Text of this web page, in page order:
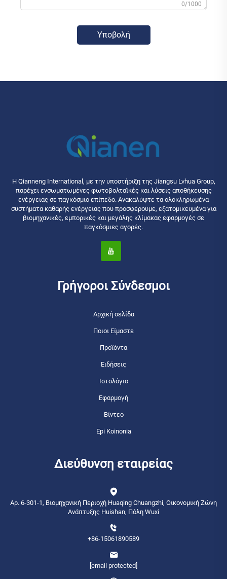
0/1000
Υποβολή
Η Qianneng International, με την υποστήριξη της Jiangsu Lvhua Group,
παρέχει ενσωματωμένες φωτοβολταϊκές και λύσεις αποθήκευσης
ενέργειας σε παγκόσμιο επίπεδο. Ανακαλύψτε τα ολοκληρωμένα
συστήματα καθαρής ενέργειας που προσφέρουμε, εξατομικευμένα για
βιομηχανικές, εμπορικές και μεγάλης κλίμακας εφαρμογές σε
παγκόσμιες αγορές.
Γρήγοροι Σύνδεσμοι
Αρχική σελίδα
Ποιοι Είμαστε
Προϊόντα
Ειδήσεις
Ιστολόγιο
Εφαρμογή
Βίντεο
Epi Koinonia
Διεύθυνση εταιρείας
Αρ. 6-301-1, Βιομηχανική Περιοχή Huaqing Chuangzhi, Οικονομική Ζώνη
Ανάπτυξης Huishan, Πόλη Wuxi
+86-15061890589
[email protected]